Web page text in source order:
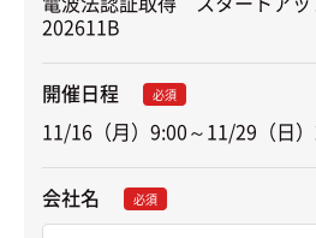
202611B
開催日程 必須
11/16（月）9:00～11/29（日
会社名 必須